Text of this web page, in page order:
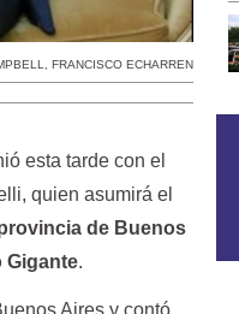
,FRANCISCO ECHARREN
esta tarde con el
quien asumirá el
de Buenos
Gigante.
Aires y contó